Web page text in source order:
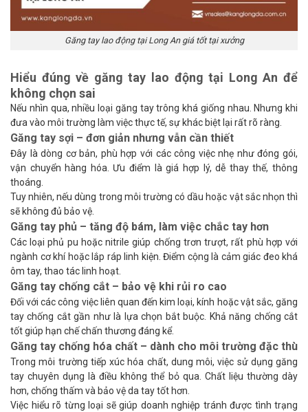
Găng tay lao động tại Long An giá tốt tại xưởng
Hiểu đúng về găng tay lao động tại Long An để
không chọn sai
Nếu nhìn qua, nhiều loại găng tay trông khá giống nhau. Nhưng khi
đưa vào môi trường làm việc thực tế, sự khác biệt lại rất rõ ràng.
Găng tay sợi – đơn giản nhưng vẫn cần thiết
Đây là dòng cơ bản, phù hợp với các công việc nhẹ như đóng gói,
vận chuyển hàng hóa. Ưu điểm là giá hợp lý, dễ thay thế, thông
thoáng.
Tuy nhiên, nếu dùng trong môi trường có dầu hoặc vật sắc nhọn thì
sẽ không đủ bảo vệ.
Găng tay phủ – tăng độ bám, làm việc chắc tay hơn
Các loại phủ pu hoặc nitrile giúp chống trơn trượt, rất phù hợp với
ngành cơ khí hoặc lắp ráp linh kiện. Điểm cộng là cảm giác đeo khá
ôm tay, thao tác linh hoạt.
Găng tay chống cắt – bảo vệ khi rủi ro cao
Đối với các công việc liên quan đến kim loại, kính hoặc vật sắc, găng
tay chống cắt gần như là lựa chọn bắt buộc. Khả năng chống cắt
tốt giúp hạn chế chấn thương đáng kể.
Găng tay chống hóa chất – dành cho môi trường đặc thù
Trong môi trường tiếp xúc hóa chất, dung môi, việc sử dụng găng
tay chuyên dụng là điều không thể bỏ qua. Chất liệu thường dày
hơn, chống thấm và bảo vệ da tay tốt hơn.
Việc hiểu rõ từng loại sẽ giúp doanh nghiệp tránh được tình trạng